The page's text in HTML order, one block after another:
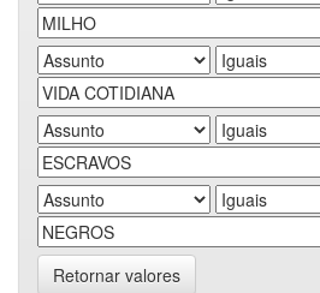
Retornar valores